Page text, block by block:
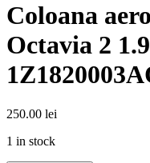
Coloana
Octavia 2
250.00 lei
1 in stock